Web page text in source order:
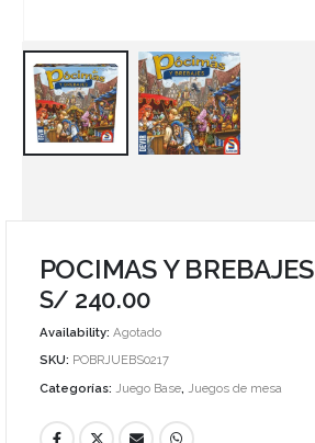
POCIMAS Y BREBAJES
S/ 240.00
Availability: Agotado
SKU: POBRJUEBS0217
Categorías: Juego Base, Juegos de mesa